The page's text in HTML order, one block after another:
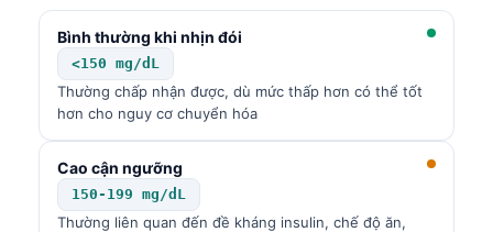
Bình thường khi nhịn đói
<150 mg/dL
Thường chấp nhận được, dù mức thấp hơn có thể tốt
hơn cho nguy cơ chuyển hóa
Cao cận ngưỡng
150-199 mg/dL
Thường liên quan đến đề kháng insulin, chế độ ăn,
Tagalog
ไทย
ဗမာစာ
ភាសាខ្មែរ
Kiswahili
አማርኛ